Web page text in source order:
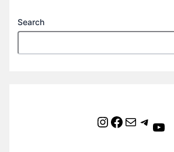
Search
Instagram Facebook Mail Telegram YouTube